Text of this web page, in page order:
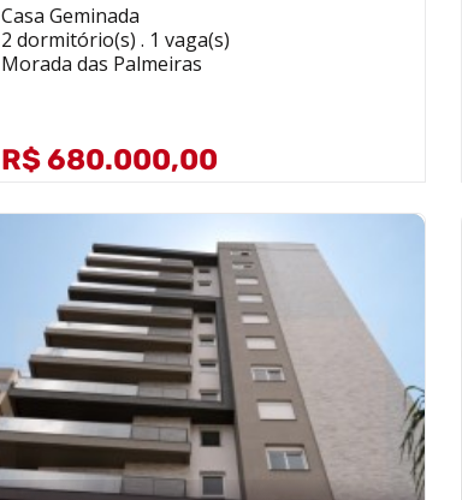
Casa Geminada
2 dormitório(s) . 1 vaga(s)
Morada das Palmeiras
R$ 680.000,00